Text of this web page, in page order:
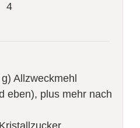
4
Allzweckmehl
eben), plus mehr nach